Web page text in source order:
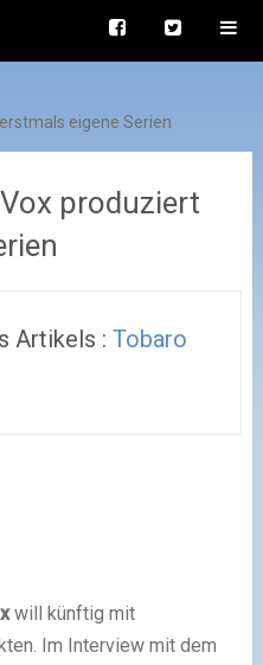
eigene Serien
produziert
Artikels :Tobaro
will künftig mit
Im Interview mit dem